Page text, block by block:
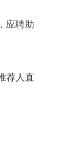
， 应聘助
荐人直